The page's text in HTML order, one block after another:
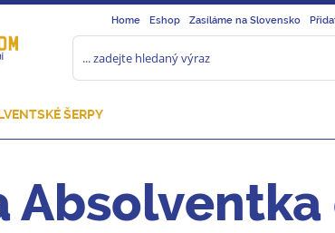
Home Eshop Zasíláme na Slovensko
ŠERPY